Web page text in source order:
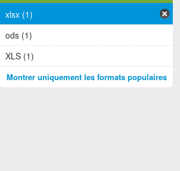
xlsx (1)
ods (1)
XLS (1)
Montrer uniquement les formats populaires